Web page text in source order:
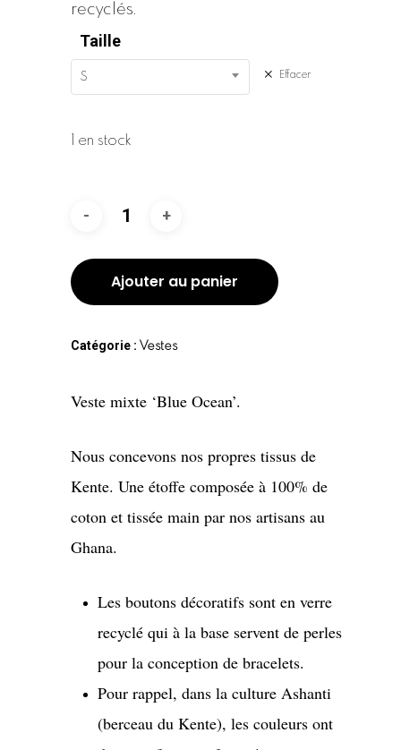
recyclés.
Taille
S Effacer
1 en stock
Ajouter au panier
Catégorie : Vestes
Veste mixte ‘Blue Ocean’.
Nous concevons nos propres tissus de
Kente. Une étoffe composée à 100% de
coton et tissée main par nos artisans au
Ghana.
Les boutons décoratifs sont en verre
recyclé qui à la base servent de perles
pour la conception de bracelets.
Pour rappel, dans la culture Ashanti
(berceau du Kente), les couleurs ont